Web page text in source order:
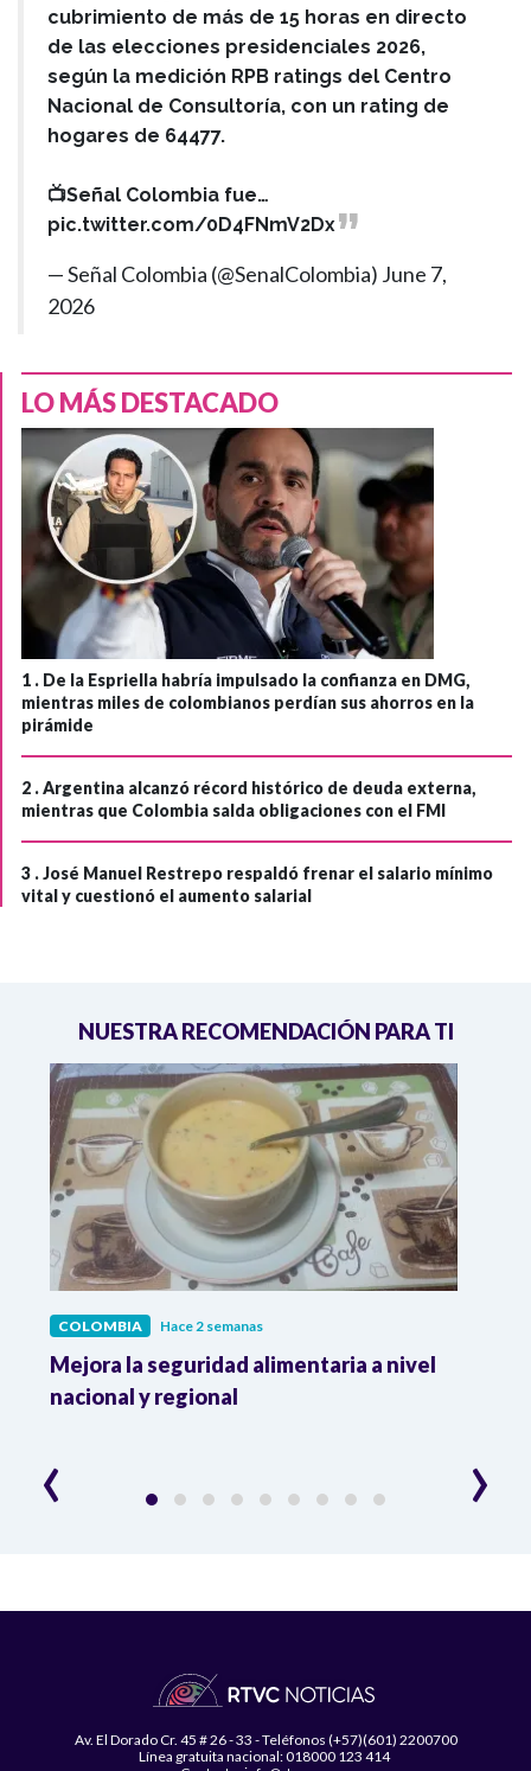
cubrimiento de más de 15 horas en directo
de las elecciones presidenciales 2026,
según la medición RPB ratings del Centro
Nacional de Consultoría, con un rating de
hogares de 64477.
📺Señal Colombia fue…
pic.twitter.com/0D4FNmV2Dx
— Señal Colombia (@SenalColombia) June 7,
2026
LO MÁS DESTACADO
1 . De la Espriella habría impulsado la confianza en DMG,
mientras miles de colombianos perdían sus ahorros en la
pirámide
2 .Argentina alcanzó récord histórico de deuda externa,
mientras que Colombia salda obligaciones con el FMI
3 .José Manuel Restrepo respaldó frenar el salario mínimo
vital y cuestionó el aumento salarial
NUESTRA RECOMENDACIÓN PARA TI
COLOMBIA Hace 2 semanas
Mejora la seguridad alimentaria a nivel
nacional y regional
‹ ›
Av. El Dorado Cr. 45 # 26 - 33 - Teléfonos (+57)(601) 2200700
Línea gratuita nacional: 018000 123 414